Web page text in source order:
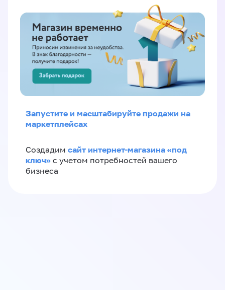
Запустите и масштабируйте продажи на
маркетплейсах
Создадим сайт интернет-магазина «под
ключ» с учетом потребностей вашего
бизнеса